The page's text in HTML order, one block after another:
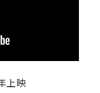
上映